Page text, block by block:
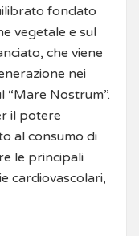
fondato
vegetale e sul
che viene
nei
“Mare Nostrum”.
il potere
al consumo di
le principali
cardiovascolari,